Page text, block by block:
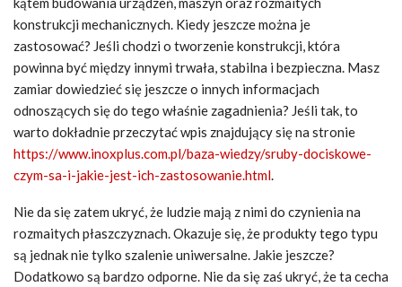
konstrukcji mechanicznych. Kiedy jeszcze można je
zastosować? Jeśli chodzi o tworzenie konstrukcji, która
powinna być między innymi trwała, stabilna i bezpieczna. Masz
zamiar dowiedzieć się jeszcze o innych informacjach
odnoszących się do tego właśnie zagadnienia? Jeśli tak, to
warto dokładnie przeczytać wpis znajdujący się na stronie
https://www.inoxplus.com.pl/baza-wiedzy/sruby-dociskowe-
czym-sa-i-jakie-jest-ich-zastosowanie.html.
Nie da się zatem ukryć, że ludzie mają z nimi do czynienia na
rozmaitych płaszczyznach. Okazuje się, że produkty tego typu
są jednak nie tylko szalenie uniwersalne. Jakie jeszcze?
Dodatkowo są bardzo odporne. Nie da się zaś ukryć, że ta cecha